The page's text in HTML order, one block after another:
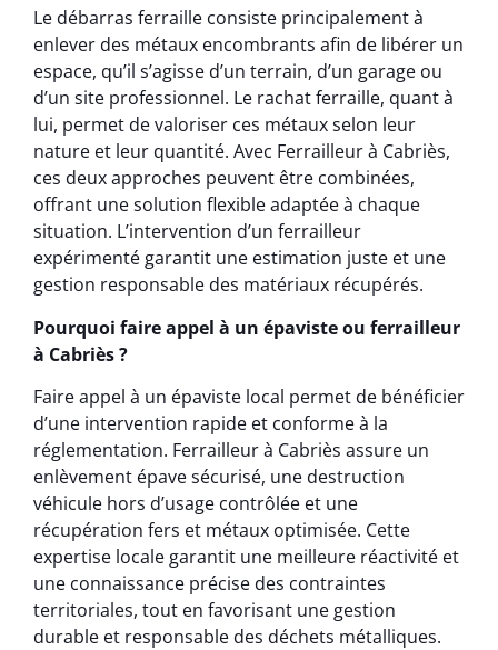
Le débarras ferraille consiste principalement à
enlever des métaux encombrants afin de libérer un
espace, qu’il s’agisse d’un terrain, d’un garage ou
d’un site professionnel. Le rachat ferraille, quant à
lui, permet de valoriser ces métaux selon leur
nature et leur quantité. Avec Ferrailleur à Cabriès,
ces deux approches peuvent être combinées,
offrant une solution flexible adaptée à chaque
situation. L’intervention d’un ferrailleur
expérimenté garantit une estimation juste et une
gestion responsable des matériaux récupérés.
Pourquoi faire appel à un épaviste ou ferrailleur
à Cabriès ?
Faire appel à un épaviste local permet de bénéficier
d’une intervention rapide et conforme à la
réglementation. Ferrailleur à Cabriès assure un
enlèvement épave sécurisé, une destruction
véhicule hors d’usage contrôlée et une
récupération fers et métaux optimisée. Cette
expertise locale garantit une meilleure réactivité et
une connaissance précise des contraintes
territoriales, tout en favorisant une gestion
durable et responsable des déchets métalliques.